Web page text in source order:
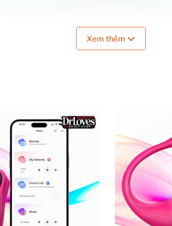
thông minh điều khiển qua app
qua app Safiman
Xem thêm